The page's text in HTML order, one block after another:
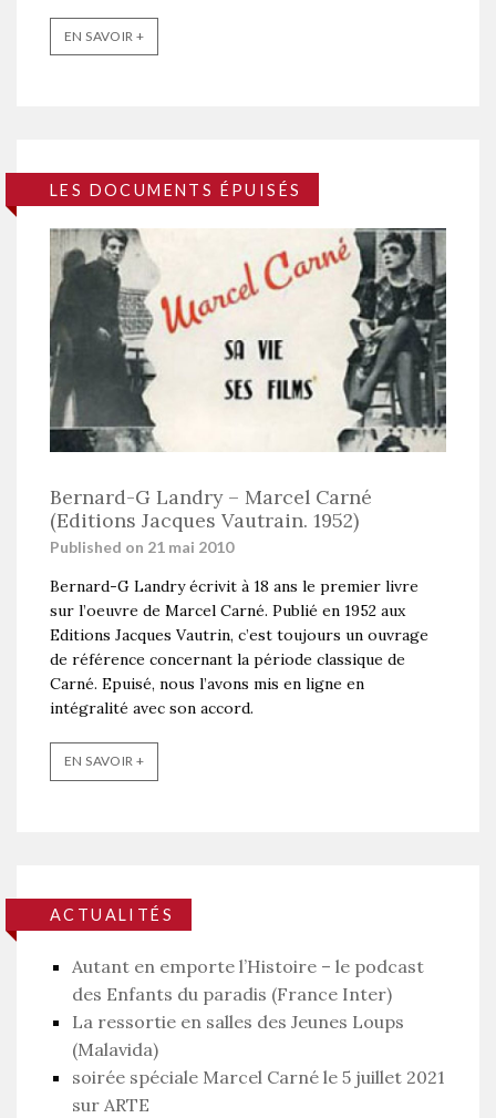
EN SAVOIR +
LES DOCUMENTS ÉPUISÉS
Bernard-G Landry – Marcel Carné
(Editions Jacques Vautrain. 1952)
Published on 21 mai 2010
Bernard-G Landry écrivit à 18 ans le premier livre
sur l’oeuvre de Marcel Carné. Publié en 1952 aux
Editions Jacques Vautrin, c’est toujours un ouvrage
de référence concernant la période classique de
Carné. Epuisé, nous l’avons mis en ligne en
intégralité avec son accord.
EN SAVOIR +
ACTUALITÉS
Autant en emporte l’Histoire – le podcast
des Enfants du paradis (France Inter)
La ressortie en salles des Jeunes Loups
(Malavida)
soirée spéciale Marcel Carné le 5 juillet 2021
sur ARTE